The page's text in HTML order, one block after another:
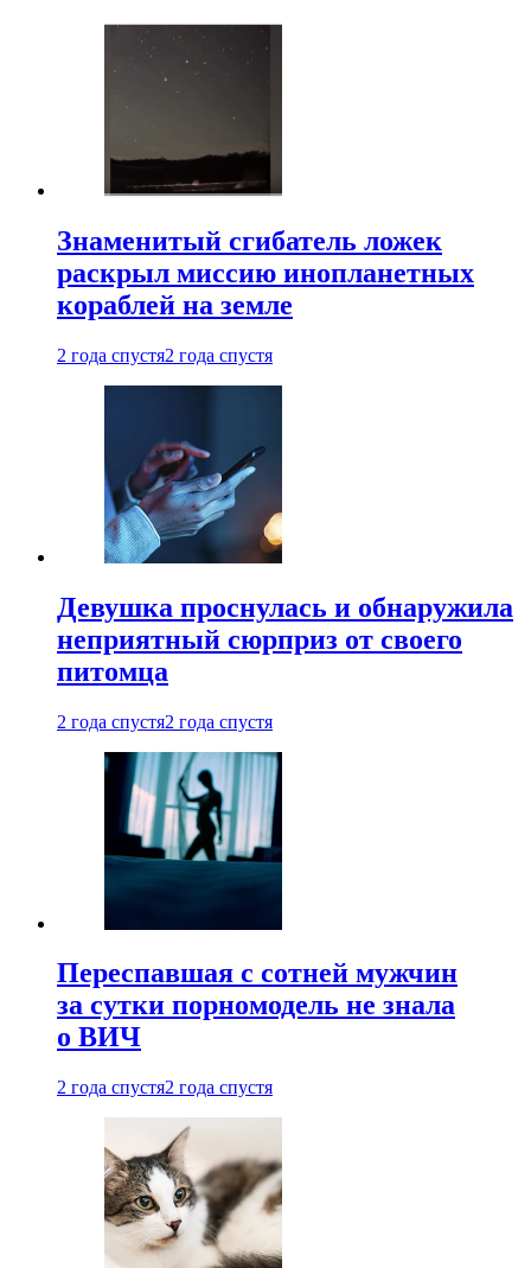
Знаменитый сгибатель ложек
раскрыл миссию инопланетных
кораблей на земле
2 года спустя2 года спустя
Девушка проснулась и обнаружила
неприятный сюрприз от своего
питомца
2 года спустя2 года спустя
Переспавшая с сотней мужчин
за сутки порномодель не знала
о ВИЧ
2 года спустя2 года спустя